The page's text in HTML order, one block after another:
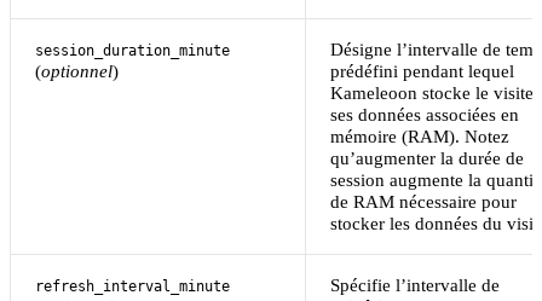
session_duration_minute
(optionnel)
Désigne l’intervalle de
prédéfini pendant lequel
Kameleoon stocke le
ses données associées en
mémoire (RAM). Notez
qu’augmenter la durée de
session augmente la
de RAM nécessaire pour
stocker les données du
refresh_interval_minute
Spécifie l’intervalle de